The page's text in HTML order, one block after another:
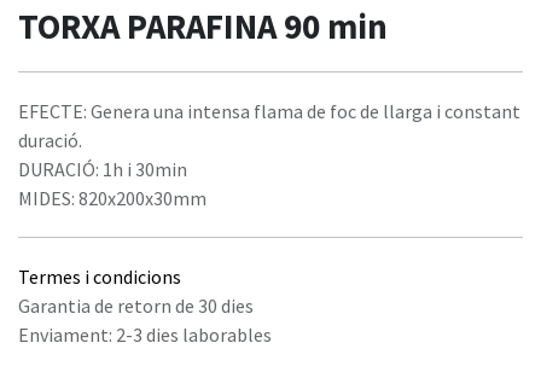
TORXA PARAFINA 90 min
EFECTE: Genera una intensa flama de foc de llarga i constant
duració.
DURACIÓ: 1h i 30min
MIDES: 820x200x30mm
Termes i condicions
Garantia de retorn de 30 dies
Enviament: 2-3 dies laborables